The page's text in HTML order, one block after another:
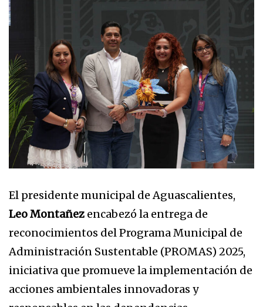
El presidente municipal de Aguascalientes,
Leo Montañez encabezó la entrega de
reconocimientos del Programa Municipal de
Administración Sustentable (PROMAS) 2025,
iniciativa que promueve la implementación de
acciones ambientales innovadoras y